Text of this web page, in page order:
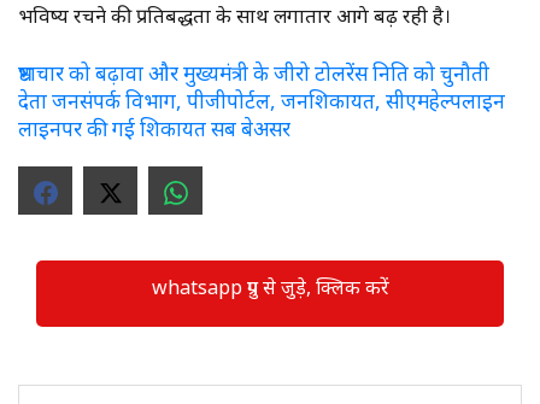
भविष्य रचने की प्रतिबद्धता के साथ लगातार आगे बढ़ रही है।
भ्रष्टाचार को बढ़ावा और मुख्यमंत्री के जीरो टोलरेंस निति को चुनौती
देता जनसंपर्क विभाग, पीजीपोर्टल, जनशिकायत, सीएमहेल्पलाइन
लाइनपर की गई शिकायत सब बेअसर
whatsapp ग्रुप से जुड़े, क्लिक करें